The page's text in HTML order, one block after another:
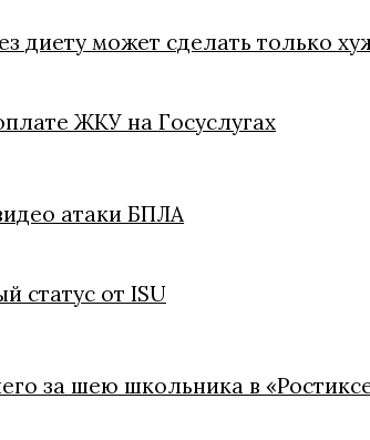
диету может сделать только
ЖКУ на Госуслугах
атаки БПЛА
статус от ISU
за шею школьника в